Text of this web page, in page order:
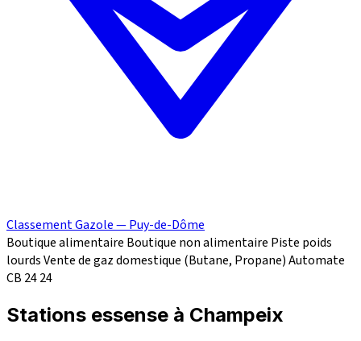
Classement Gazole — Puy-de-Dôme
Boutique alimentaire Boutique non alimentaire Piste poids
lourdsVente de gaz domestique (Butane, Propane)Automate
CB 2424
Stations essense à Champeix